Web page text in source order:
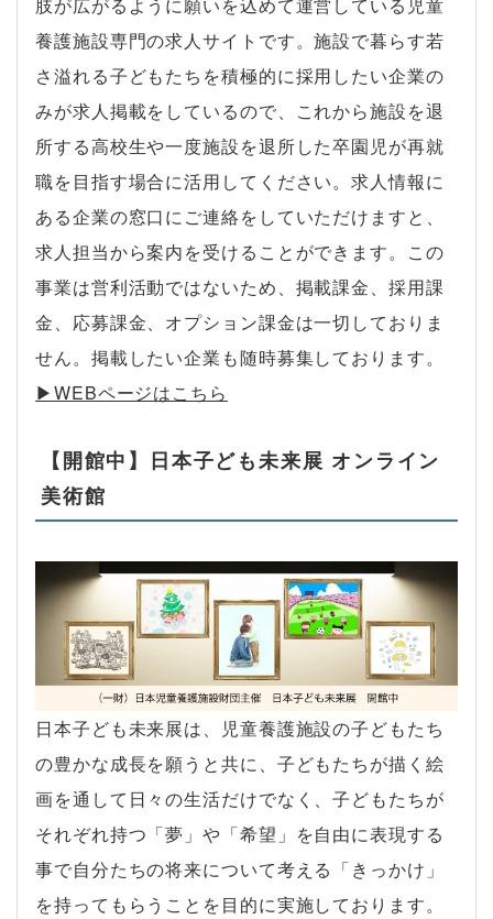
肢が広がるように願いを込めて運営している児童
養護施設専門の求人サイトです。施設で暮らす若
さ溢れる子どもたちを積極的に採用したい企業の
みが求人掲載をしているので、これから施設を退
所する高校生や一度施設を退所した卒園児が再就
職を目指す場合に活用してください。求人情報に
ある企業の窓口にご連絡をしていただけますと、
求人担当から案内を受けることができます。この
事業は営利活動ではないため、掲載課金、採用課
金、応募課金、オプション課金は一切しておりま
せん。掲載したい企業も随時募集しております。
▶︎WEBページはこちら
【開館中】日本子ども未来展 オンライン
美術館
日本子ども未来展は、児童養護施設の子どもたち
の豊かな成長を願うと共に、子どもたちが描く絵
画を通して日々の生活だけでなく、子どもたちが
それぞれ持つ「夢」や「希望」を自由に表現する
事で自分たちの将来について考える「きっかけ」
を持ってもらうことを目的に実施しております。